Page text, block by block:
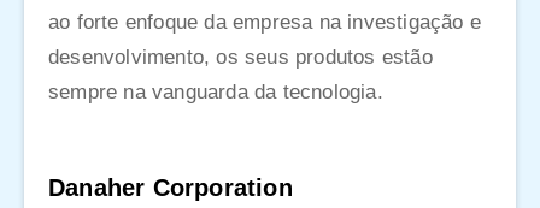
ao forte enfoque da empresa na investigação e
desenvolvimento, os seus produtos estão
sempre na vanguarda da tecnologia.
Danaher Corporation